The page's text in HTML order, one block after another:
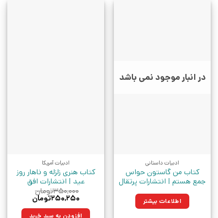
در انبار موجود نمی باشد
ادبیات داستانی
کتاب من گاستون حواس
جمع هستم | انتشارات پرتقال
اطلاعات بیشتر
ادبیات آمریکا
کتاب هنری زلزله و ناهار روز
عید | انتشارات افق
۳۵۰,۰۰۰تومان
قیمت
۳۵۰,۰۰۰تومان
۲۵۰,۲۵۰تومان
۲۵۰,۲۵۰تومان.افزودن به سبد خرید